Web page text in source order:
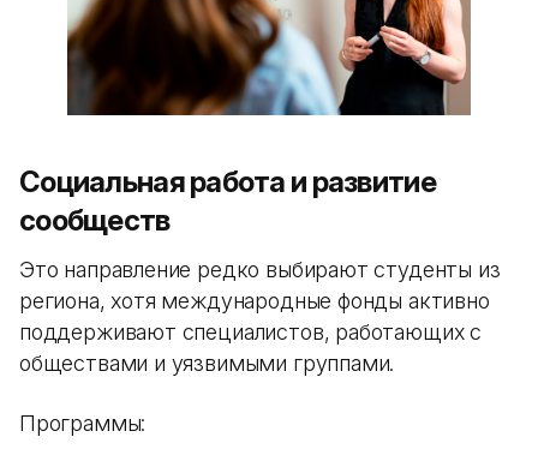
Социальная работа и развитие
сообществ
Это направление редко выбирают студенты из
региона, хотя международные фонды активно
поддерживают специалистов, работающих с
обществами и уязвимыми группами.
Программы: